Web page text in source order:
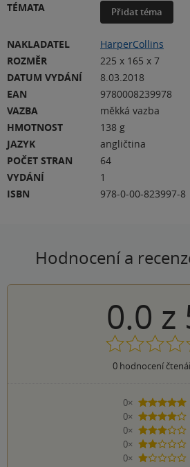
TÉMATA
Přidat téma
NAKLADATEL
HarperCollins
ROZMĚR
225 x 165 x 7
DATUM VYDÁNÍ
8.03.2018
EAN
9780008239978
VAZBA
měkká vazba
HMOTNOST
138 g
JAZYK
angličtina
POČET STRAN
64
VYDÁNÍ
1
ISBN
978-0-00-823997-8
Hodnocení a
0.0 z
0hodnocení
0×
5
0×
4
0×
3
0×
2 hvězdičky
0×
1 hvezdička